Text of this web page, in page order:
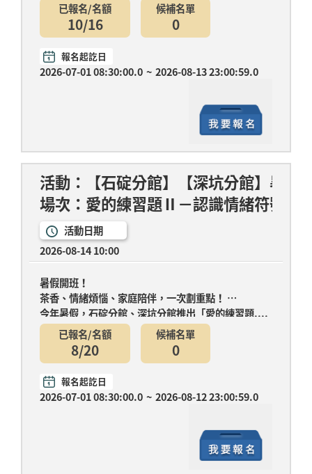
已報名/名額
10/16
候補名單
0
報名起訖日
2026-07-01 08:30:00.0 ~ 2026-08-13 23:00:59.0
活動：【石碇分館】【深坑分館】暑
場次：愛的練習題Ⅱ－認識情緒符號
活動日期
2026-08-14 10:00
暑假開班！
茶香、情緒煩惱、家庭陪伴，一次劃重點！
今年暑假，石碇分館、深坑分館推出「愛的練習題....
已報名/名額
8/20
候補名單
0
報名起訖日
2026-07-01 08:30:00.0 ~ 2026-08-12 23:00:59.0